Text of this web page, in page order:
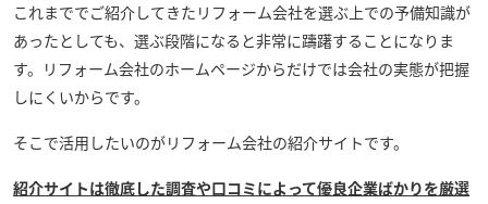
これまででご紹介してきたリフォーム会社を選ぶ上での予備知識が
あったとしても、選ぶ段階になると非常に躊躇することになりま
す。リフォーム会社のホームページからだけでは会社の実態が把握
しにくいからです。
そこで活用したいのがリフォーム会社の紹介サイトです。
紹介サイトは徹底した調査や口コミによって優良企業ばかりを厳選